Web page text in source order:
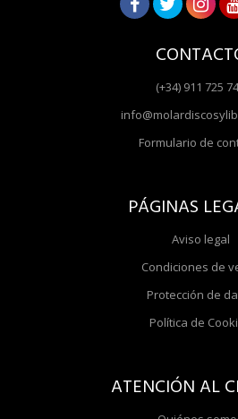
(+34) 911 725
Formulario de
PÁGINAS
Aviso legal
Condiciones de
Protección de
Política de
ATENCIÓN AL